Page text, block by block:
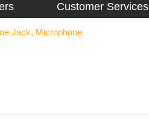
Customer Services
Jack, Microphone